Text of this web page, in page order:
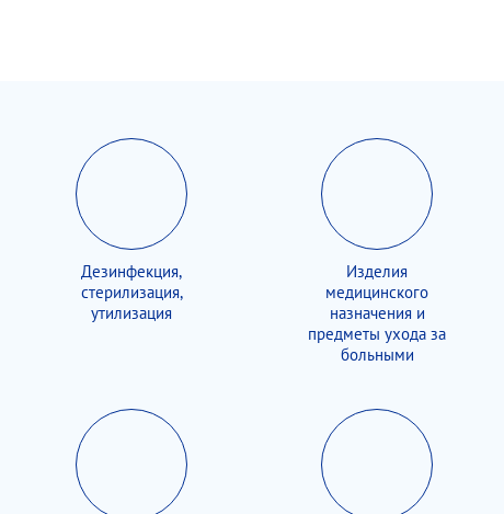
Дезинфекция,
стерилизация,
утилизация
Изделия
медицинского
назначения и
предметы ухода за
больными